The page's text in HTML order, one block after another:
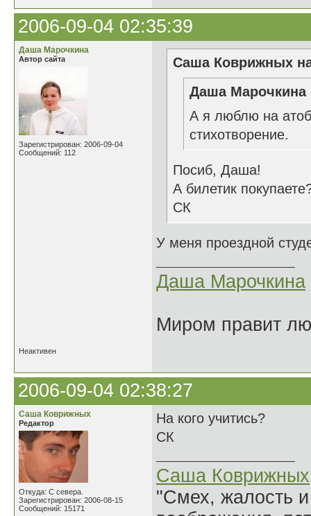
2006-09-04 02:35:39
Даша Марочкина
Автор сайта
Зарегистрирован: 2006-09-04
Сообщений: 112
Саша Коврижных
Даша Марочкина
А я люблю на
стихотворение.
Посиб, Даша!
А билетик
СК
У меня проездной
Даша Марочкина
Миром правит
Неактивен
2006-09-04 02:38:27
Саша Коврижных
Редактор
Откуда: С севера.
Зарегистрирован: 2006-08-15
Сообщений: 15171
На кого учитись?
СК
Саша Коврижных
"Смех, жалость